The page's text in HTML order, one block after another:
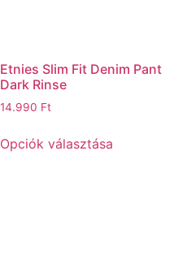
Etnies Slim Fit Denim Pant
Dark Rinse
14.990 Ft
Opciók választása